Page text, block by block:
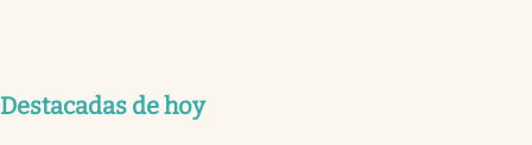
Destacadas de hoy